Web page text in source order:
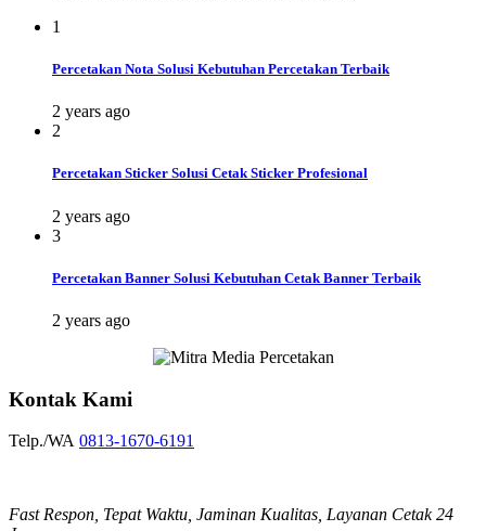
1
Percetakan Nota Solusi Kebutuhan Percetakan Terbaik
2 years ago
2
Percetakan Sticker Solusi Cetak Sticker Profesional
2 years ago
3
Percetakan Banner Solusi Kebutuhan Cetak Banner Terbaik
2 years ago
Kontak Kami
Telp./WA 0813-1670-6191
Fast Respon, Tepat Waktu, Jaminan Kualitas, Layanan Cetak 24